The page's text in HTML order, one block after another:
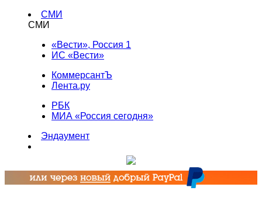
СМИ
СМИ
«Вести», Россия 1
ИС «Вести»
КоммерсантЪ
Лента.ру
РБК
МИА «Россия сегодня»
Эндаумент